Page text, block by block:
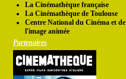
La Cinémathèque française
La Cinémathèque de Toulouse
Centre National du Cinéma et de
l'image animée
Partenaires